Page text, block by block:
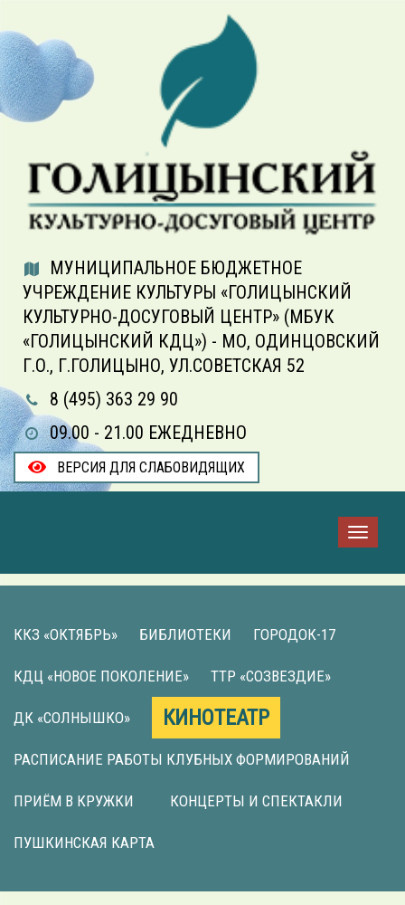
МУНИЦИПАЛЬНОЕ БЮДЖЕТНОЕ
УЧРЕЖДЕНИЕ КУЛЬТУРЫ «ГОЛИЦЫНСКИЙ
КУЛЬТУРНО-ДОСУГОВЫЙ ЦЕНТР» (МБУК
«ГОЛИЦЫНСКИЙ КДЦ») - МО, ОДИНЦОВСКИЙ
Г.О., Г.ГОЛИЦЫНО, УЛ.СОВЕТСКАЯ 52
8 (495) 363 29 90
09.00 - 21.00 ЕЖЕДНЕВНО
ВЕРСИЯ ДЛЯ СЛАБОВИДЯЩИХ
ККЗ «ОКТЯБРЬ» БИБЛИОТЕКИ ГОРОДОК-17
КДЦ «НОВОЕ ПОКОЛЕНИЕ» ТТР «СОЗВЕЗДИЕ»
ДК «СОЛНЫШКО» КИНОТЕАТР
РАСПИСАНИЕ РАБОТЫ КЛУБНЫХ ФОРМИРОВАНИЙ
ПРИЁМ В КРУЖКИ КОНЦЕРТЫ И СПЕКТАКЛИ
ПУШКИНСКАЯ КАРТА